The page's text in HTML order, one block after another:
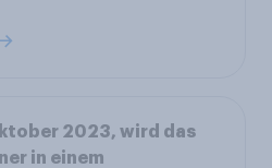
2023, wird das
in einem